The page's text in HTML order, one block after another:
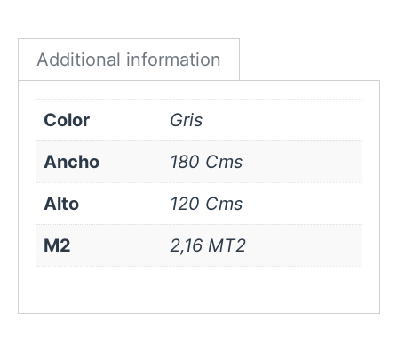
Additional information
Color
Gris
Ancho
180 Cms
Alto
120 Cms
M2
2,16 MT2